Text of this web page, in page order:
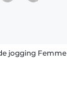
jogging Femme